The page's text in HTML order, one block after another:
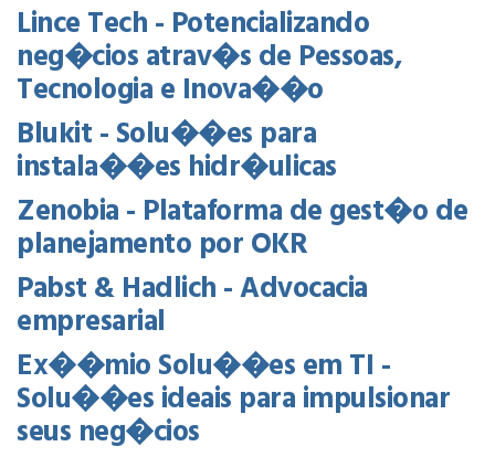
Lince Tech - Potencializando
neg�cios atrav�s de Pessoas,
Tecnologia e Inova��o
Blukit - Solu��es para
instala��es hidr�ulicas
Zenobia - Plataforma de gest�o de
planejamento por OKR
Pabst & Hadlich - Advocacia
empresarial
Ex��mio Solu��es em TI -
Solu��es ideais para impulsionar
seus neg�cios